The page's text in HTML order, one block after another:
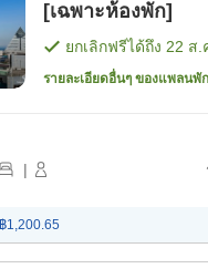
[เฉพาะห้องพัก]
ยกเลิกฟรีได้ถึง 22 ส.
รายละเอียดอื่นๆ ของแพลนพัก
|
฿1,200.65